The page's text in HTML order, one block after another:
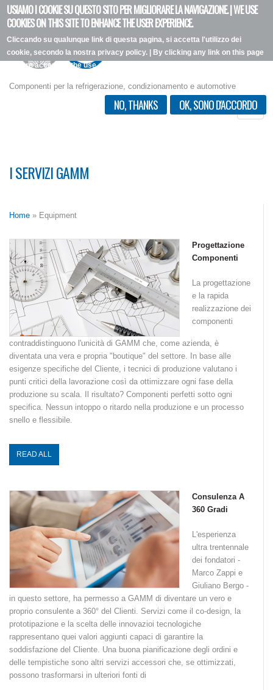
USIAMO I COOKIE SU QUESTO SITO PER MIGLIORARE LA NAVIGAZIONE. | WE USE
COOKIES ON THIS SITE TO ENHANCE THE USER EXPERIENCE.
Cliccando su qualunque link di questa pagina, si accetta l'utilizzo dei
cookie, secondo la nostra privacy policy. | By clicking any link on this page
you are accepting the use of the cookies outlined in our privacy policy.
OK, SONO D'ACCORDO
NO, THANKS
Salta
contenuto
principale
Componenti per la refrigerazione, condizionamento e automotive
Toggle
I SERVIZI GAMM
Home » Equipment
Progettazione
Componenti
La progettazione
e la rapida
realizzazione dei
componenti
contraddistinguono l'unicità di GAMM che, come azienda, è
diventata una vera e propria "boutique" del settore. In base alle
esigenze specifiche del Cliente, i tecnici di produzione valutano i
punti critici della lavorazione così da ottimizzare ogni fase della
produzione su scala. Il risultato? Componenti perfetti sotto ogni
specifica. Nessun intoppo o ritardo nella produzione e un processo
snello e flessibile.
READ ALL
Consulenza A
360 Gradi
L'esperienza
ultra trentennale
dei fondatori -
Marco Zappi e
Giuliano Bergo -
in questo settore, ha permesso a GAMM di diventare un vero e
proprio consulente a 360° del Clienti. Servizi come il co-design, la
prototipazione e la scelta delle innovazioi tecnologiche
rappresentano quei valori aggiunti capaci di garantire la
soddisfazione del Cliente. Una buona pianificazione degli ordini e
delle tempistiche sono altri servizi accessori che, se ottimizzati,
possono trasformarsi in ulteriori fonti di